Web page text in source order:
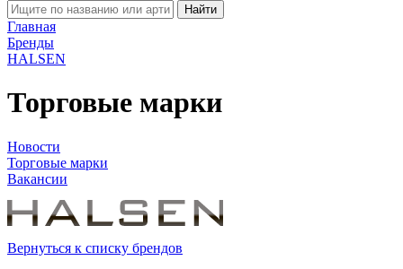
Найти
Главная
Бренды
HALSEN
Торговые марки
Новости
Торговые марки
Вакансии
Вернуться к списку брендов